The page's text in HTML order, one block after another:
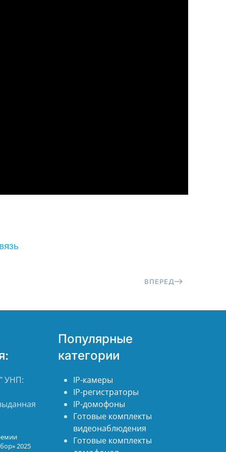
ВПЕРЕД
УНП:
2025
Популярные
категории
IP-камеры
IP-регистраторы
IP-домофоны
Готовые комплекты
видеонаблюдения
Готовые комплекты